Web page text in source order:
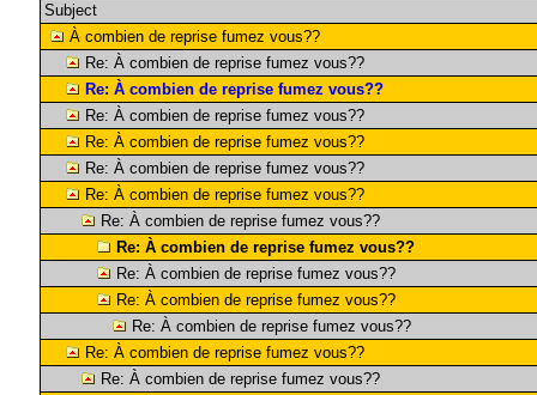
Subject
À combien de reprise fumez vous??
Re: À combien de reprise fumez vous??
Re: À combien de reprise fumez vous??
Re: À combien de reprise fumez vous??
Re: À combien de reprise fumez vous??
Re: À combien de reprise fumez vous??
Re: À combien de reprise fumez vous??
Re: À combien de reprise fumez vous??
Re: À combien de reprise fumez vous??
Re: À combien de reprise fumez vous??
Re: À combien de reprise fumez vous??
Re: À combien de reprise fumez vous??
Re: À combien de reprise fumez vous??
Re: À combien de reprise fumez vous??